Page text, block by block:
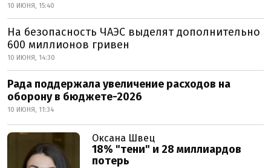
10 ИЮНЯ, 15:40
На безопасность ЧАЭС выделят дополнительно
600 миллионов гривен
10 ИЮНЯ, 14:30
Рада поддержала увеличение расходов на
оборону в бюджете-2026
10 ИЮНЯ, 11:34
Оксана Швец
18% "тени" и 28 миллиардов
потерь